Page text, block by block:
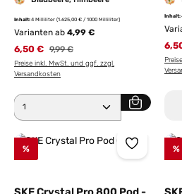
Inhalt:4 Milliliter (1.625,00 € / 1000 Milliliter)
Varianten ab 4,99 €
6,50 € Regulärer Preis:
9,99 €
Preise inkl. MwSt. und ggf. zzgl.
Versandkosten
Produkt Anzahl: Gib den
Inhalt:
% %